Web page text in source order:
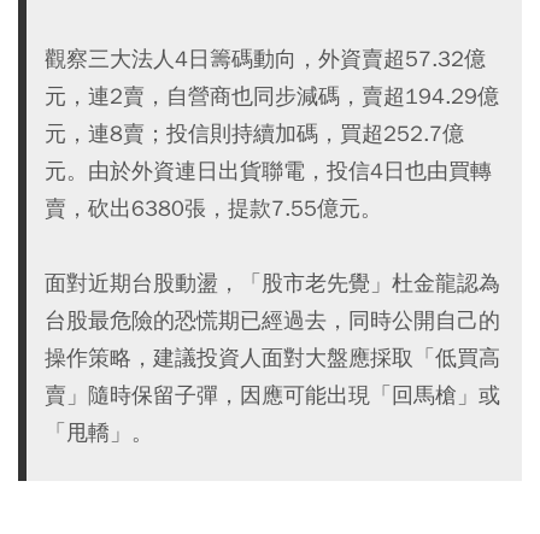
觀察三大法人4日籌碼動向，外資賣超57.32億
元，連2賣，自營商也同步減碼，賣超194.29億
元，連8賣；投信則持續加碼，買超252.7億
元。由於外資連日出貨聯電，投信4日也由買轉
賣，砍出6380張，提款7.55億元。
面對近期台股動盪，「股市老先覺」杜金龍認為
台股最危險的恐慌期已經過去，同時公開自己的
操作策略，建議投資人面對大盤應採取「低買高
賣」隨時保留子彈，因應可能出現「回馬槍」或
「甩轎」。